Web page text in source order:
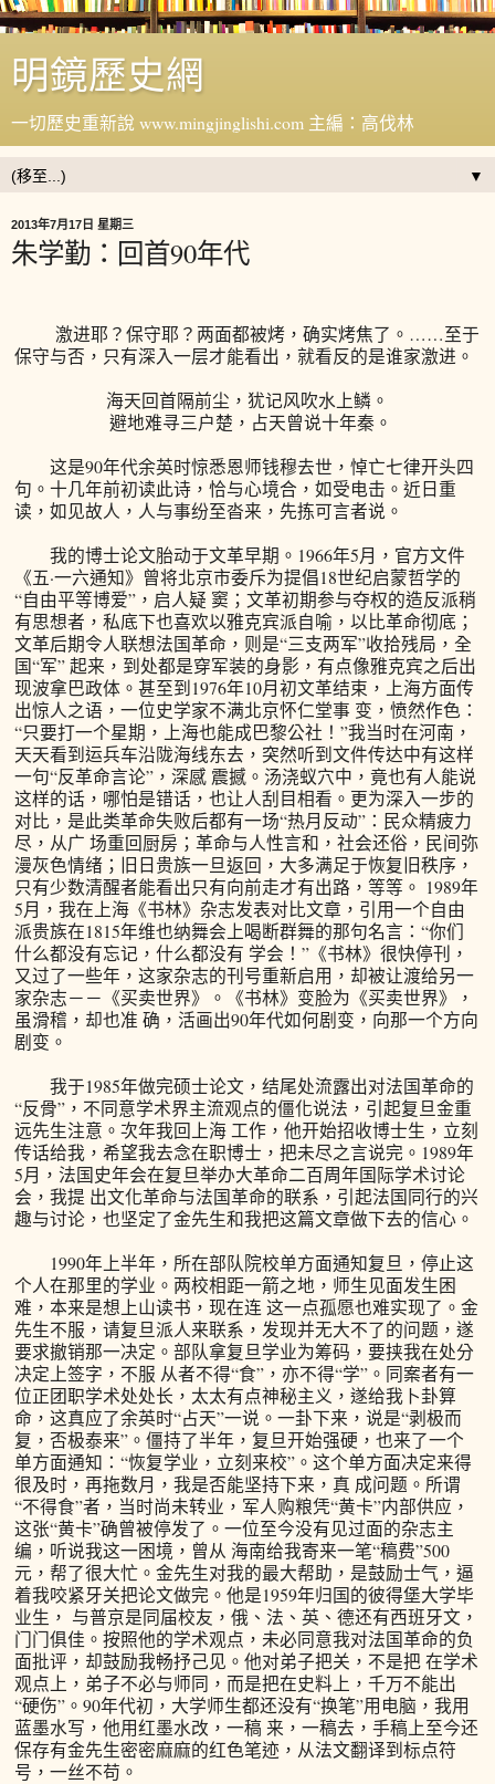
明鏡歷史網
一切歷史重新說 www.mingjinglishi.com 主編：高伐林
▼
2013年7月17日 星期三
朱学勤：回首90年代
激进耶？保守耶？两面都被烤，确实烤焦了。……至于
保守与否，只有深入一层才能看出，就看反的是谁家激进。
海天回首隔前尘，犹记风吹水上鳞。
避地难寻三户楚，占天曾说十年秦。
这是90年代余英时惊悉恩师钱穆去世，悼亡七律开头四
句。十几年前初读此诗，恰与心境合，如受电击。近日重
读，如见故人，人与事纷至沓来，先拣可言者说。
我的博士论文胎动于文革早期。1966年5月，官方文件
《五·一六通知》曾将北京市委斥为提倡18世纪启蒙哲学的
“自由平等博爱”，启人疑 窦；文革初期参与夺权的造反派稍
有思想者，私底下也喜欢以雅克宾派自喻，以比革命彻底；
文革后期令人联想法国革命，则是“三支两军”收拾残局，全
国“军” 起来，到处都是穿军装的身影，有点像雅克宾之后出
现波拿巴政体。甚至到1976年10月初文革结束，上海方面传
出惊人之语，一位史学家不满北京怀仁堂事 变，愤然作色：
“只要打一个星期，上海也能成巴黎公社！”我当时在河南，
天天看到运兵车沿陇海线东去，突然听到文件传达中有这样
一句“反革命言论”，深感 震撼。汤浇蚁穴中，竟也有人能说
这样的话，哪怕是错话，也让人刮目相看。更为深入一步的
对比，是此类革命失败后都有一场“热月反动”：民众精疲力
尽，从广 场重回厨房；革命与人性言和，社会还俗，民间弥
漫灰色情绪；旧日贵族一旦返回，大多满足于恢复旧秩序，
只有少数清醒者能看出只有向前走才有出路，等等。 1989年
5月，我在上海《书林》杂志发表对比文章，引用一个自由
派贵族在1815年维也纳舞会上喝断群舞的那句名言：“你们
什么都没有忘记，什么都没有 学会！”《书林》很快停刊，
又过了一些年，这家杂志的刊号重新启用，却被让渡给另一
家杂志－－《买卖世界》。《书林》变脸为《买卖世界》，
虽滑稽，却也准 确，活画出90年代如何剧变，向那一个方向
剧变。
我于1985年做完硕士论文，结尾处流露出对法国革命的
“反骨”，不同意学术界主流观点的僵化说法，引起复旦金重
远先生注意。次年我回上海 工作，他开始招收博士生，立刻
传话给我，希望我去念在职博士，把未尽之言说完。1989年
5月，法国史年会在复旦举办大革命二百周年国际学术讨论
会，我提 出文化革命与法国革命的联系，引起法国同行的兴
趣与讨论，也坚定了金先生和我把这篇文章做下去的信心。
1990年上半年，所在部队院校单方面通知复旦，停止这
个人在那里的学业。两校相距一箭之地，师生见面发生困
难，本来是想上山读书，现在连 这一点孤愿也难实现了。金
先生不服，请复旦派人来联系，发现并无大不了的问题，遂
要求撤销那一决定。部队拿复旦学业为筹码，要挟我在处分
决定上签字，不服 从者不得“食”，亦不得“学”。同案者有一
位正团职学术处处长，太太有点神秘主义，遂给我卜卦算
命，这真应了余英时“占天”一说。一卦下来，说是“剥极而
复，否极泰来”。僵持了半年，复旦开始强硬，也来了一个
单方面通知：“恢复学业，立刻来校”。这个单方面决定来得
很及时，再拖数月，我是否能坚持下来，真 成问题。所谓
“不得食”者，当时尚未转业，军人购粮凭“黄卡”内部供应，
这张“黄卡”确曾被停发了。一位至今没有见过面的杂志主
编，听说我这一困境，曾从 海南给我寄来一笔“稿费”500
元，帮了很大忙。金先生对我的最大帮助，是鼓励士气，逼
着我咬紧牙关把论文做完。他是1959年归国的彼得堡大学毕
业生， 与普京是同届校友，俄、法、英、德还有西班牙文，
门门俱佳。按照他的学术观点，未必同意我对法国革命的负
面批评，却鼓励我畅抒己见。他对弟子把关，不是把 在学术
观点上，弟子不必与师同，而是把在史料上，千万不能出
“硬伤”。90年代初，大学师生都还没有“换笔”用电脑，我用
蓝墨水写，他用红墨水改，一稿 来，一稿去，手稿上至今还
保存有金先生密密麻麻的红色笔迹，从法文翻译到标点符
号，一丝不苟。